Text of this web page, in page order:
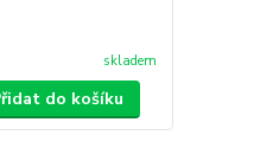
skladem
do košíku